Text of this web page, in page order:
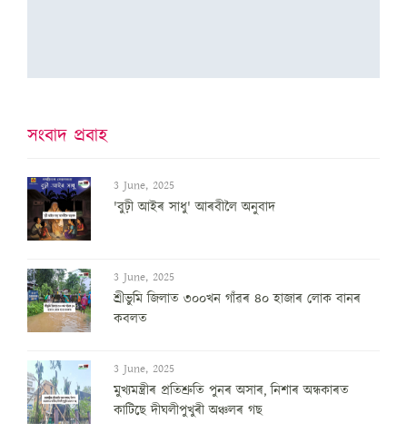
সংবাদ প্ৰবাহ
3 June, 2025
'বুঢ়ী আইৰ সাধু' আৰবীলৈ অনুবাদ
3 June, 2025
শ্ৰীভুমি জিলাত ৩০০খন গাঁৱৰ ৪০ হাজাৰ লোক বানৰ
কবলত
3 June, 2025
মুখ্যমন্ত্ৰীৰ প্ৰতিশ্ৰুতি পুনৰ অসাৰ, নিশাৰ অন্ধকাৰত
কাটিছে দীঘলীপুখুৰী অঞ্চলৰ গছ